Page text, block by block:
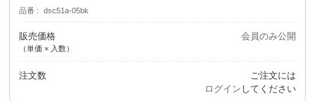
品番 dsc51a-05bk
販売価格
（単価 × 入数）
会員のみ公開
注文数
ご注文には
ログイン してください